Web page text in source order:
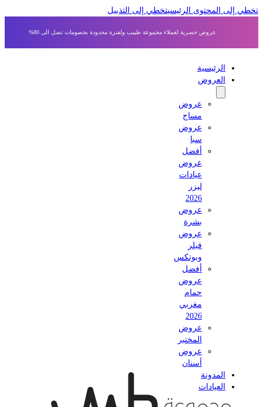
إلى المحتوى الرئيسي تخطي إلى التذييل
عروض حصرية لعملاء مجموعة طبيب ولفترة محدودة بخصومات تصل الى 80%
الرئيسية
العروض
عروض
مساج
عروض
أفضل
عروض
عيادات
عروض
بشرة
عروض
وبوتكس
أفضل
عروض
حمام
مغربي
عروض
المختبر
عروض
أسنان
المدونة
العيادات